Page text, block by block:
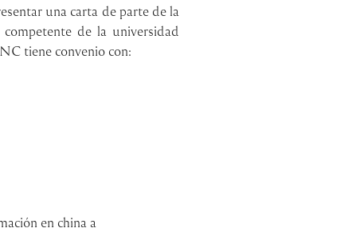
una carta de parte de la
de la universidad
tiene convenio con:
en china a